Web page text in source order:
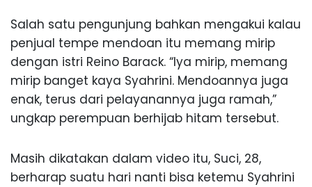
Salah satu pengunjung bahkan mengakui kalau
penjual tempe mendoan itu memang mirip
dengan istri Reino Barack. “Iya mirip, memang
mirip banget kaya Syahrini. Mendoannya juga
enak, terus dari pelayanannya juga ramah,”
ungkap perempuan berhijab hitam tersebut.
Masih dikatakan dalam video itu, Suci, 28,
berharap suatu hari nanti bisa ketemu Syahrini